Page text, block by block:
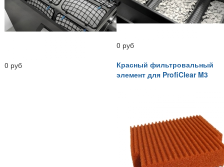
0 руб
0 руб
Красный фильтровальный
элемент для ProfiClear M3